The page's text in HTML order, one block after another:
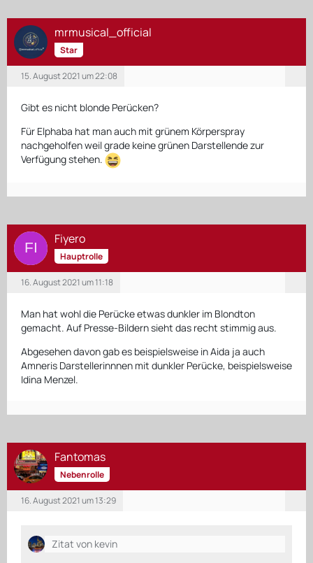
mrmusical_official
Star
15. August 2021 um 22:08
Gibt es nicht blonde Perücken?
Für Elphaba hat man auch mit grünem Körperspray
nachgeholfen weil grade keine grünen Darstellende zur
Verfügung stehen.
Fiyero
Hauptrolle
16. August 2021 um 11:18
Man hat wohl die Perücke etwas dunkler im Blondton
gemacht. Auf Presse-Bildern sieht das recht stimmig aus.
Abgesehen davon gab es beispielsweise in Aida ja auch
Amneris Darstellerinnnen mit dunkler Perücke, beispielsweise
Idina Menzel.
Fantomas
Nebenrolle
16. August 2021 um 13:29
Zitat von kevin